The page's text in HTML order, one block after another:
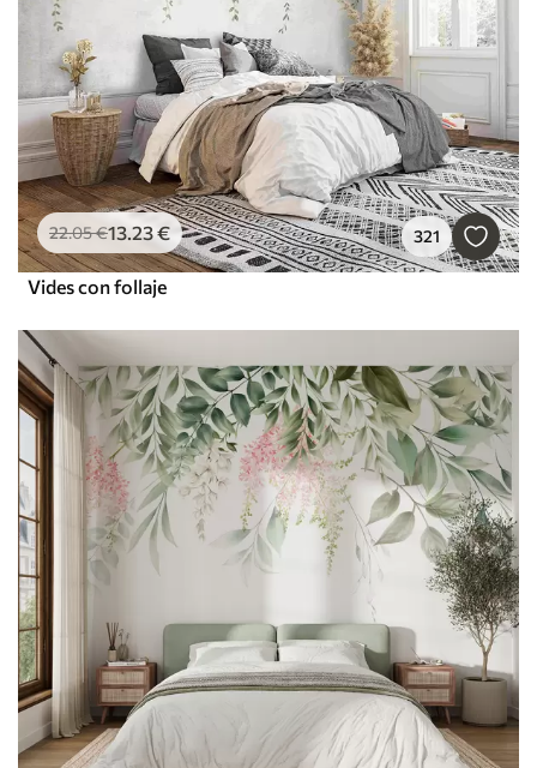
22.05€13.23€ 321
Vides con follaje